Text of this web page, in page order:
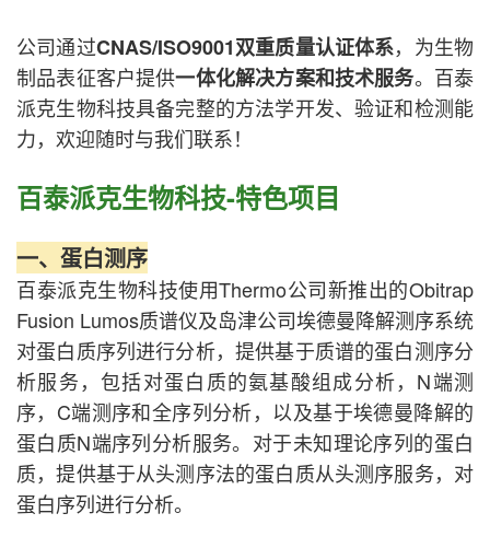
公司通过CNAS/ISO9001双重质量认证体系，为生物
制品表征客户提供一体化解决方案和技术服务。百泰
派克生物科技具备完整的方法学开发、验证和检测能
力，欢迎随时与我们联系！
百泰派克生物科技-特色项目
一、蛋白测序
百泰派克生物科技使用Thermo公司新推出的Obitrap
Fusion Lumos质谱仪及岛津公司埃德曼降解测序系统
对蛋白质序列进行分析，提供基于质谱的蛋白测序分
析服务，包括对蛋白质的氨基酸组成分析，N端测
序，C端测序和全序列分析，以及基于埃德曼降解的
蛋白质N端序列分析服务。对于未知理论序列的蛋白
质，提供基于从头测序法的蛋白质从头测序服务，对
蛋白序列进行分析。